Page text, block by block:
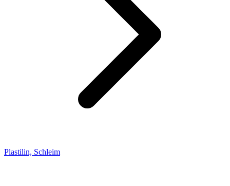
Plastilin, Schleim